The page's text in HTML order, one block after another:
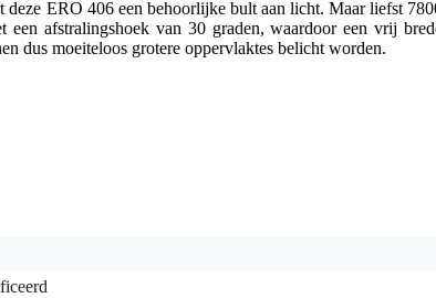
ERO 406 een behoorlijke bult aan licht. Maar liefst
afstralingshoek van 30 graden, waardoor een vrij
dus moeiteloos grotere oppervlaktes belicht worden.